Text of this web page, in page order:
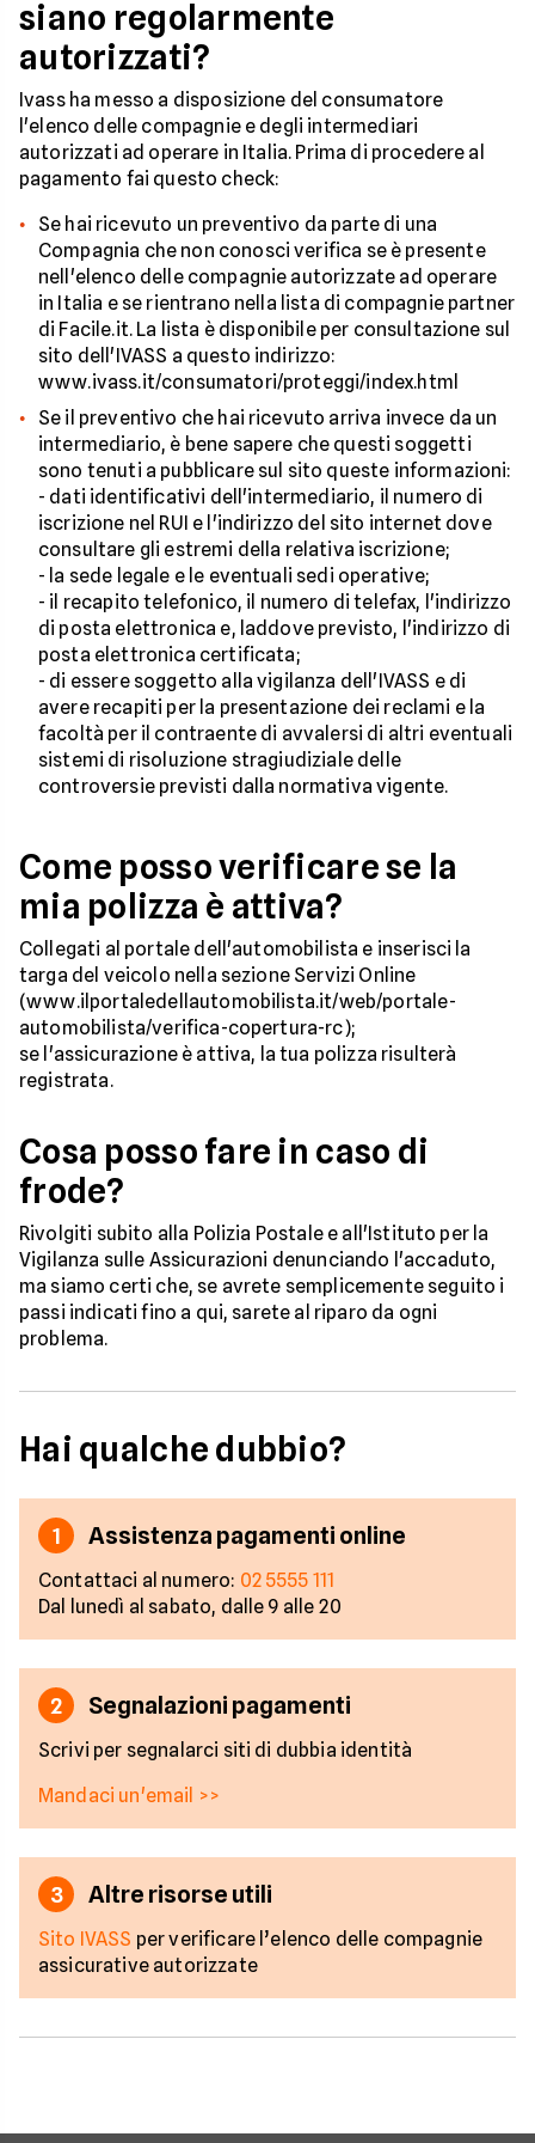
siano regolarmente
autorizzati?
Ivass ha messo a disposizione del consumatore
l'elenco delle compagnie e degli intermediari
autorizzati ad operare in Italia. Prima di procedere al
pagamento fai questo check:
Se hai ricevuto un preventivo da parte di una
Compagnia che non conosci verifica se è presente
nell'elenco delle compagnie autorizzate ad operare
in Italia e se rientrano nella lista di compagnie partner
di Facile.it. La lista è disponibile per consultazione sul
sito dell'IVASS a questo indirizzo:
www.ivass.it/consumatori/proteggi/index.html
Se il preventivo che hai ricevuto arriva invece da un
intermediario, è bene sapere che questi soggetti
sono tenuti a pubblicare sul sito queste informazioni:
- dati identificativi dell'intermediario, il numero di
iscrizione nel RUI e l'indirizzo del sito internet dove
consultare gli estremi della relativa iscrizione;
- la sede legale e le eventuali sedi operative;
- il recapito telefonico, il numero di telefax, l'indirizzo
di posta elettronica e, laddove previsto, l'indirizzo di
posta elettronica certificata;
- di essere soggetto alla vigilanza dell'IVASS e di
avere recapiti per la presentazione dei reclami e la
facoltà per il contraente di avvalersi di altri eventuali
sistemi di risoluzione stragiudiziale delle
controversie previsti dalla normativa vigente.
Come posso verificare se la
mia polizza è attiva?
Collegati al portale dell'automobilista e inserisci la
targa del veicolo nella sezione Servizi Online
(www.ilportaledellautomobilista.it/web/portale-
automobilista/verifica-copertura-rc);
se l'assicurazione è attiva, la tua polizza risulterà
registrata.
Cosa posso fare in caso di
frode?
Rivolgiti subito alla Polizia Postale e all'Istituto per la
Vigilanza sulle Assicurazioni denunciando l'accaduto,
ma siamo certi che, se avrete semplicemente seguito i
passi indicati fino a qui, sarete al riparo da ogni
problema.
Hai qualche dubbio?
1 Assistenza pagamenti online
Contattaci al numero: 02 5555 111
Dal lunedì al sabato, dalle 9 alle 20
2 Segnalazioni pagamenti
Scrivi per segnalarci siti di dubbia identità
Mandaci un'email >>
3 Altre risorse utili
Sito IVASS per verificare l’elenco delle compagnie
assicurative autorizzate